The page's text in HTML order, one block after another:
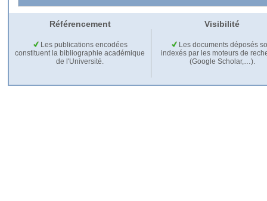
Référencement Visibilité
Les publications encodées
constituent la bibliographie académique
de l'Université.
Les documents déposés
indexés par les moteurs de
(Google Scholar,…).